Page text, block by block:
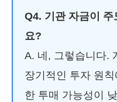
Q4. 기관 자금이
요?
A. 네, 그렇습니다.
장기적인 투자 원
한 투매 가능성이